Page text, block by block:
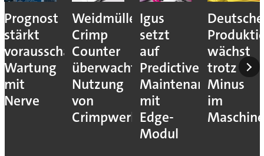
Prognost
stärkt
vorausschauende
Wartung
mit
Nerve
Weidmüller:
Crimp
Counter
überwacht
Nutzung
von
Crimpwerkzeugen
Igus
setzt
auf
Predictive
Maintenance
mit
Edge-
Modul
Deutsche
wächst
trotz
Minus
im